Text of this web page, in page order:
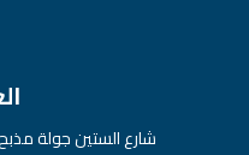
شارع الستين جولة